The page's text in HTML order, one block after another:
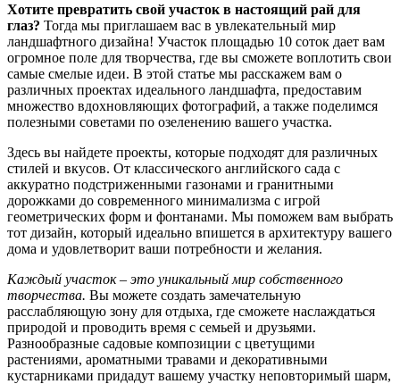
Хотите превратить свой участок в настоящий рай для
глаз? Тогда мы приглашаем вас в увлекательный мир
ландшафтного дизайна! Участок площадью 10 соток дает вам
огромное поле для творчества, где вы сможете воплотить свои
самые смелые идеи. В этой статье мы расскажем вам о
различных проектах идеального ландшафта, предоставим
множество вдохновляющих фотографий, а также поделимся
полезными советами по озеленению вашего участка.
Здесь вы найдете проекты, которые подходят для различных
стилей и вкусов. От классического английского сада с
аккуратно подстриженными газонами и гранитными
дорожками до современного минимализма с игрой
геометрических форм и фонтанами. Мы поможем вам выбрать
тот дизайн, который идеально впишется в архитектуру вашего
дома и удовлетворит ваши потребности и желания.
Каждый участок – это уникальный мир собственного
творчества. Вы можете создать замечательную
расслабляющую зону для отдыха, где сможете наслаждаться
природой и проводить время с семьей и друзьями.
Разнообразные садовые композиции с цветущими
растениями, ароматными травами и декоративными
кустарниками придадут вашему участку неповторимый шарм,